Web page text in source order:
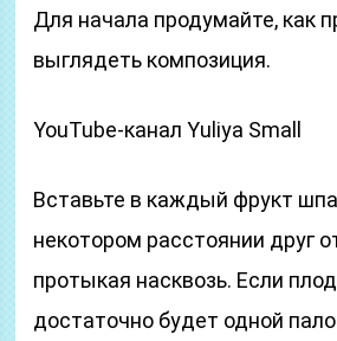
Для начала продумайте, как
выглядеть композиция.
YouTube-канал Yuliya Small
Вставьте в каждый фрукт
некотором расстоянии друг
протыкая насквозь. Если
достаточно будет одной